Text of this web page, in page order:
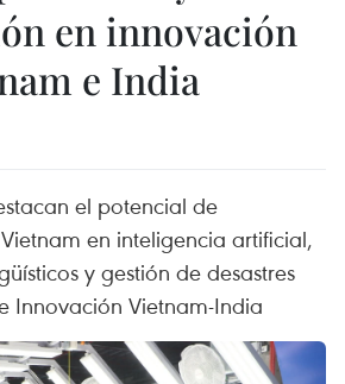
en innovación
e India
el potencial de
en inteligencia artificial,
y gestión de desastres
Innovación Vietnam-India